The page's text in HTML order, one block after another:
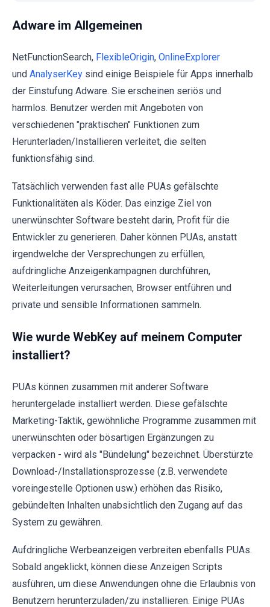
Adware im Allgemeinen
NetFunctionSearch, FlexibleOrigin, OnlineExplorer
und AnalyserKey sind einige Beispiele für Apps innerhalb
der Einstufung Adware. Sie erscheinen seriös und
harmlos. Benutzer werden mit Angeboten von
verschiedenen "praktischen" Funktionen zum
Herunterladen/Installieren verleitet, die selten
funktionsfähig sind.
Tatsächlich verwenden fast alle PUAs gefälschte
Funktionalitäten als Köder. Das einzige Ziel von
unerwünschter Software besteht darin, Profit für die
Entwickler zu generieren. Daher können PUAs, anstatt
irgendwelche der Versprechungen zu erfüllen,
aufdringliche Anzeigenkampagnen durchführen,
Weiterleitungen verursachen, Browser entführen und
private und sensible Informationen sammeln.
Wie wurde WebKey auf meinem Computer
installiert?
PUAs können zusammen mit anderer Software
heruntergelade installiert werden. Diese gefälschte
Marketing-Taktik, gewöhnliche Programme zusammen mit
unerwünschten oder bösartigen Ergänzungen zu
verpacken - wird als "Bündelung" bezeichnet. Überstürzte
Download-/Installationsprozesse (z.B. verwendete
voreingestelle Optionen usw.) erhöhen das Risiko,
gebündelten Inhalten unabsichtlich den Zugang auf das
System zu gewähren.
Aufdringliche Werbeanzeigen verbreiten ebenfalls PUAs.
Sobald angeklickt, können diese Anzeigen Scripts
ausführen, um diese Anwendungen ohne die Erlaubnis von
Benutzern herunterzuladen/zu installieren. Einige PUAs